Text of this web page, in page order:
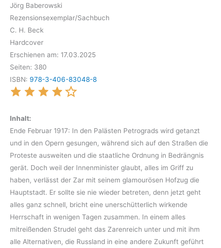
Jörg Baberowski
Rezensionsexemplar/Sachbuch
C. H. Beck
Hardcover
Erschienen am: 17.03.2025
Seiten: 380
ISBN: 978-3-406-83048-8
Inhalt:
Ende Februar 1917: In den Palästen Petrograds wird getanzt
und in den Opern gesungen, während sich auf den Straßen die
Proteste ausweiten und die staatliche Ordnung in Bedrängnis
gerät. Doch weil der Innenminister glaubt, alles im Griff zu
haben, verlässt der Zar mit seinem glamourösen Hofzug die
Hauptstadt. Er sollte sie nie wieder betreten, denn jetzt geht
alles ganz schnell, bricht eine unerschütterlich wirkende
Herrschaft in wenigen Tagen zusammen. In einem alles
mitreißenden Strudel geht das Zarenreich unter und mit ihm
alle Alternativen, die Russland in eine andere Zukunft geführt